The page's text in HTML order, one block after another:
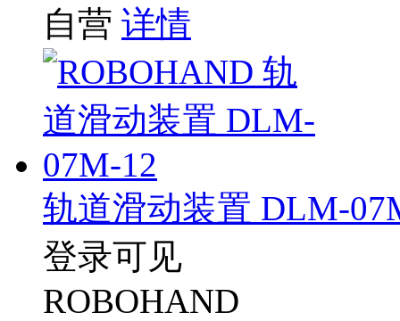
自营 详情
轨道滑动装置 DLM-
登录可见
ROBOHAND